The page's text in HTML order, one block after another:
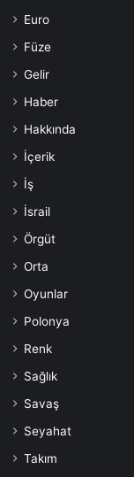
Euro
Füze
Gelir
Haber
Hakkında
İçerik
İş
İsrail
Örgüt
Orta
Oyunlar
Polonya
Renk
Sağlık
Savaş
Seyahat
Takım